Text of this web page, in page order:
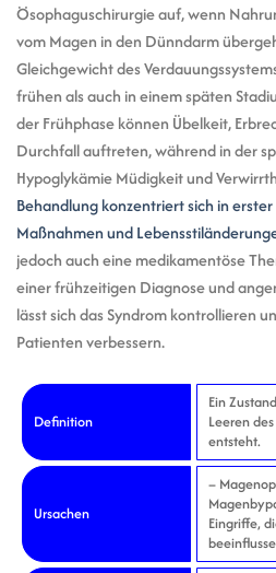
Ösophaguschirurgie auf, wenn
vom Magen in den Dünndarm
Gleichgewicht des
frühen als auch in einem späten
der Frühphase können Übelkeit,
Durchfall auftreten, während in der
Hypoglykämie Müdigkeit und
Behandlung konzentriert sich in
Maßnahmen und
jedoch auch eine medikamentöse
einer frühzeitigen Diagnose und
lässt sich das Syndrom kontrollieren
Patienten verbessern.
Definition
Ein
Leeren
entsteht.
Ursachen
–
Eingriffe,